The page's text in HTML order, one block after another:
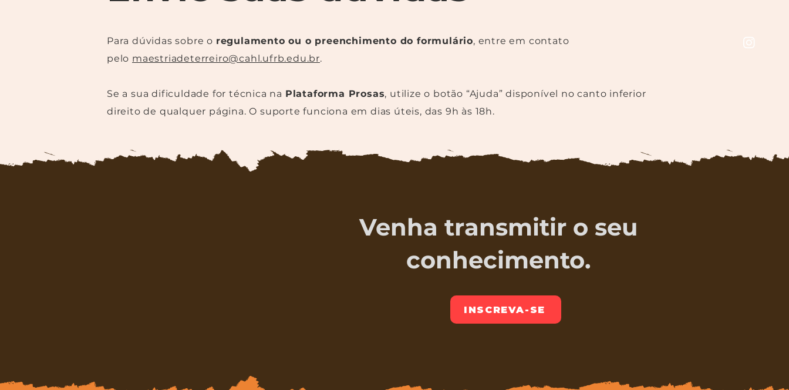
Para dúvidas sobre o regulamento ou o preenchimento do formulário, entre em contato
pelo maestriadeterreiro@cahl.ufrb.edu.br.
Se a sua dificuldade for técnica na Plataforma Prosas, utilize o botão “Ajuda” disponível no canto inferior
direito de qualquer página. O suporte funciona em dias úteis, das 9h às 18h.
INSCREVA-SE
Venha transmitir o seu
conhecimento.